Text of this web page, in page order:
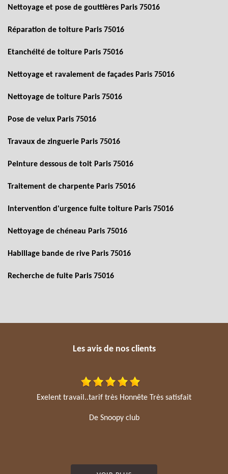
Nettoyage et pose de gouttières Paris 75016
Réparation de toiture Paris 75016
Etanchéité de toiture Paris 75016
Nettoyage et ravalement de façades Paris 75016
Nettoyage de toiture Paris 75016
Pose de velux Paris 75016
Travaux de zinguerie Paris 75016
Peinture dessous de toit Paris 75016
Traitement de charpente Paris 75016
Intervention d'urgence fuite toiture Paris 75016
Nettoyage de chéneau Paris 75016
Habillage bande de rive Paris 75016
Recherche de fuite Paris 75016
Les avis de nos clients
Exelent travail..tarif très Honnête Très satisfait
De Snoopy club